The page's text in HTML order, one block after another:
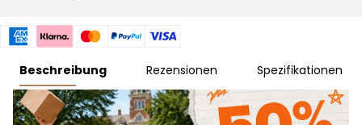
Beschreibung Rezensionen Spezifikationen